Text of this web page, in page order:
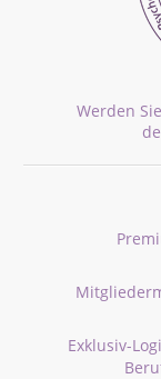
Werden
Exklusiv-